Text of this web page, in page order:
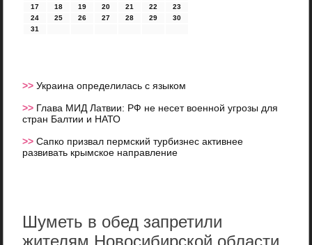
17
18 19 20 21 22
23
24
25 26 27 28 29
30
31
>>Украина определилась с языком
>> Глава МИД Латвии: РФ не несет военной угрозы для
стран Балтии и НАТО
>>Сапко призвал пермский турбизнес активнее
развивать крымское направление
Шуметь в обед запретили
жителям Новосибирской области